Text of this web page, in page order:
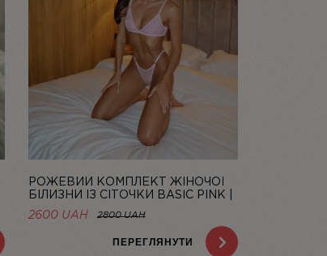
РОЖЕВИЙ КОМПЛЕКТ ЖІНОЧОЇ
БІЛИЗНИ ІЗ СІТОЧКИ BASIC PINK |
LINIYA
2600 UAH 2800 UAH
ПЕРЕГЛЯНУТИ